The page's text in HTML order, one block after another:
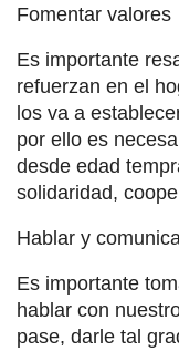
Fomentar valores
Es importante
refuerzan en el
los va a
por ello es
desde edad
solidaridad,
Hablar y
Es importante
hablar con
pase, darle tal